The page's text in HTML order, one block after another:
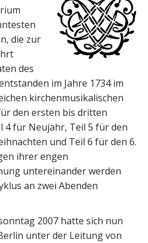
die zur
des
im Jahre 1734 im
kirchenmusikalischen
den ersten bis dritten
4 für Neujahr, Teil 5 für den
und Teil 6 für den 6.
ihrer engen
untereinander werden
an zwei Abenden
2007 hatte sich nun
unter der Leitung von